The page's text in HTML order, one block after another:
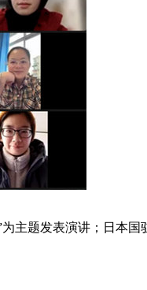
主题发表演讲；日本国